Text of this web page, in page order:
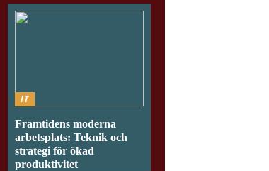
IT
Framtidens moderna
arbetsplats: Teknik och
strategi för ökad
produktivitet